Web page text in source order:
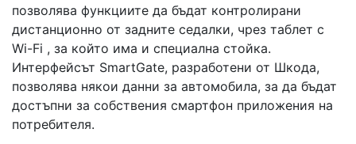
позволява функциите да бъдат контролирани
дистанционно от задните седалки, чрез таблет с
Wi-Fi , за който има и специална стойка.
Интерфейсът SmartGate, разработени от Шкода,
позволява някои данни за автомобила, за да бъдат
достъпни за собствения смартфон приложения на
потребителя.